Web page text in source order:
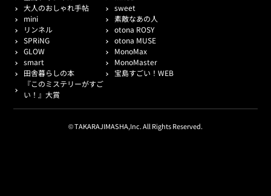
大人のおしゃれ手帖
sweet
mini
素敵なあの人
リンネル
otona ROSY
SPRiNG
otona MUSE
GLOW
MonoMax
smart
MonoMaster
田舎暮らしの本
宝島すごい！WEB
『このミステリーがすご
い！』大賞
© TAKARAJIMASHA,Inc. All Rights Reserved.